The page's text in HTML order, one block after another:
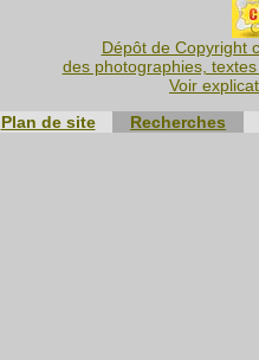
Dépôt de Copyright
des photographies,
Voir
Plan de site
Recherches